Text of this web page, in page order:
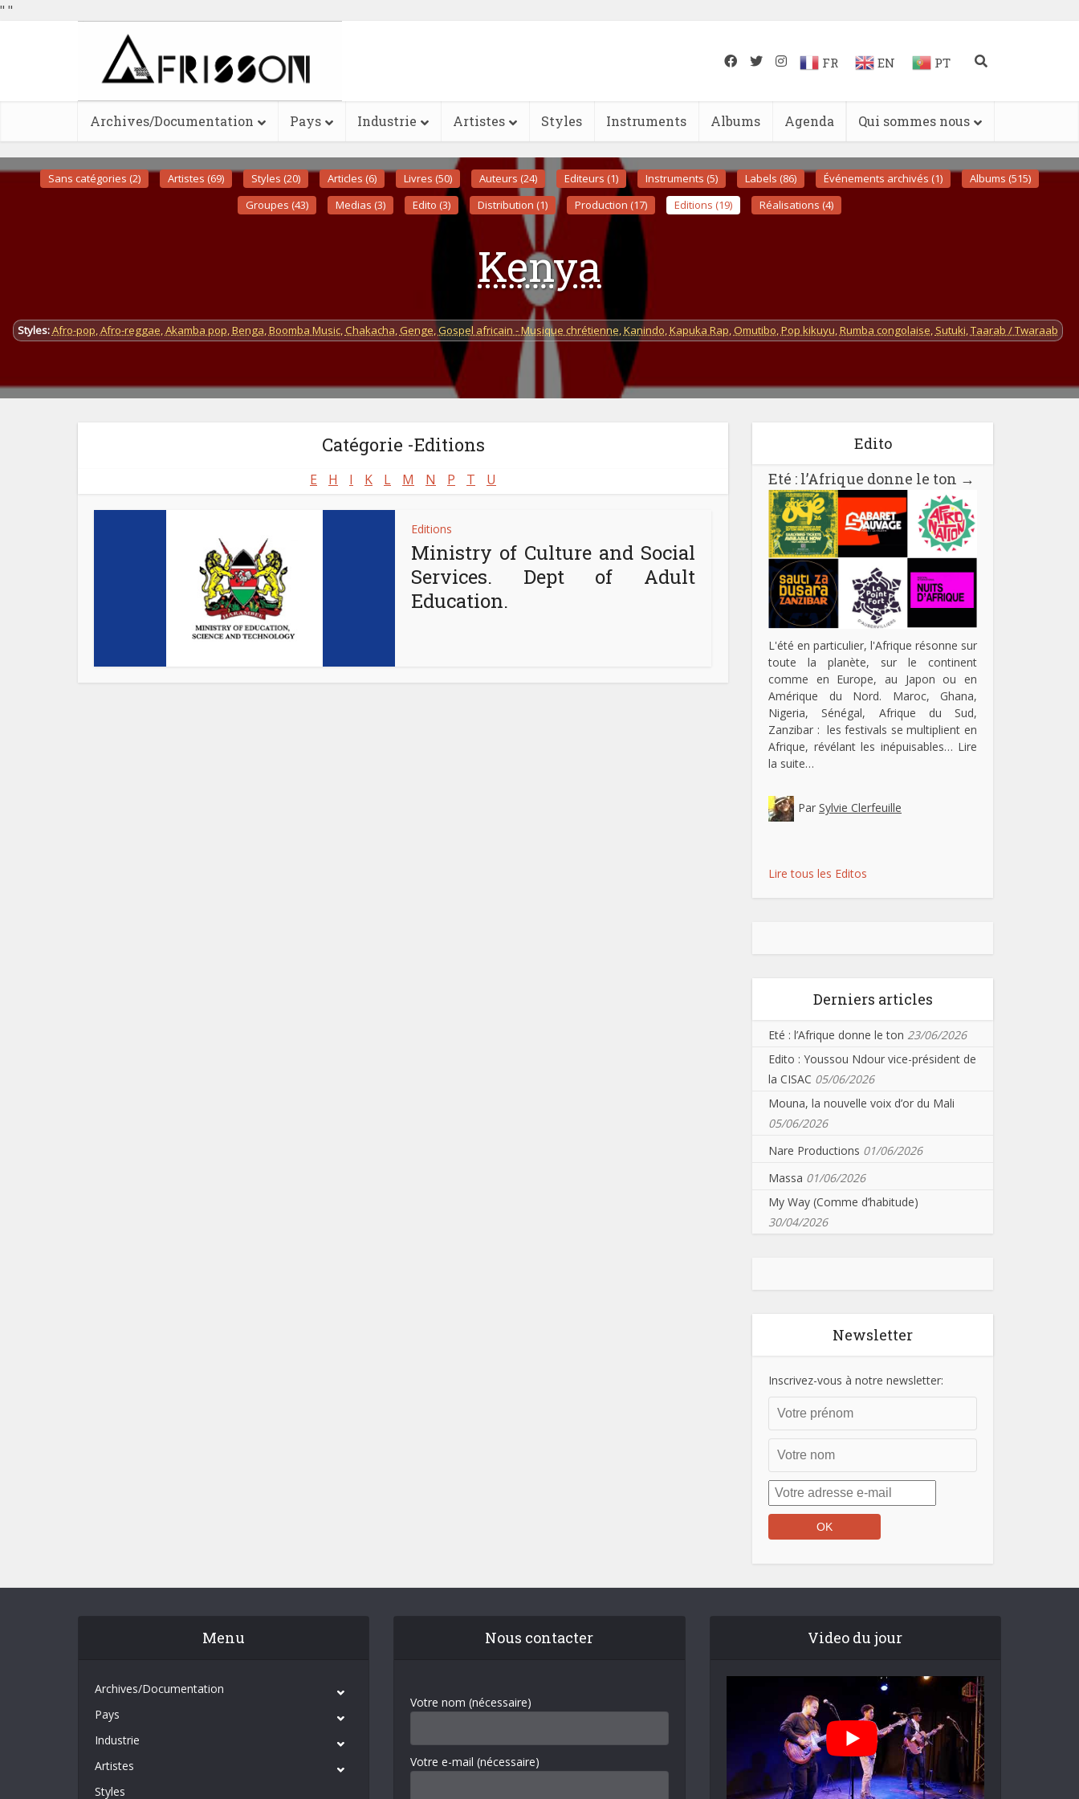
" "
FR EN PT
Archives/Documentation Pays Industrie Artistes Styles Instruments Albums Agenda Qui sommes nous
Sans catégories (2) Artistes (69) Styles (20) Articles (6) Livres (50) Auteurs (24) Editeurs (1) Instruments (5) Labels (86) Événements archivés (1)
Albums (515)
Groupes (43)
Medias (3) Edito (3) Distribution (1) Production (17) Editions (19) Réalisations (4)
Kenya
Styles:Afro-pop,Afro-reggae,Akamba pop,Benga,Boomba Music,Chakacha,Genge,Gospel africain - Musique chrétienne,Kanindo,Kapuka Rap,Omutibo,Pop kikuyu,Rumba congolaise, Sutuki,Taarab / Twaraab
Catégorie -Editions
E H I K L M N P T U
Editions
Ministry of Culture and Social
Services. Dept of Adult
Education.
Edito
Eté : l’Afrique donne le ton →
L'été en particulier, l'Afrique résonne sur
toute la planète, sur le continent
comme en Europe, au Japon ou en
Amérique du Nord. Maroc, Ghana,
Nigeria, Sénégal, Afrique du Sud,
Zanzibar : les festivals se multiplient en
Afrique, révélant les inépuisables… Lire
la suite…
Par Sylvie Clerfeuille
Lire tous les Editos
Derniers articles
Eté : l’Afrique donne le ton 23/06/2026
Edito : Youssou Ndour vice-président de
la CISAC 05/06/2026
Mouna, la nouvelle voix d’or du Mali
05/06/2026
Nare Productions 01/06/2026
Massa 01/06/2026
My Way (Comme d’habitude)
30/04/2026
Newsletter
Inscrivez-vous à notre newsletter:
Menu
Archives/Documentation
Pays
Industrie
Artistes
Styles
Nous contacter
Votre nom (nécessaire)
Votre e-mail (nécessaire)
Video du jour